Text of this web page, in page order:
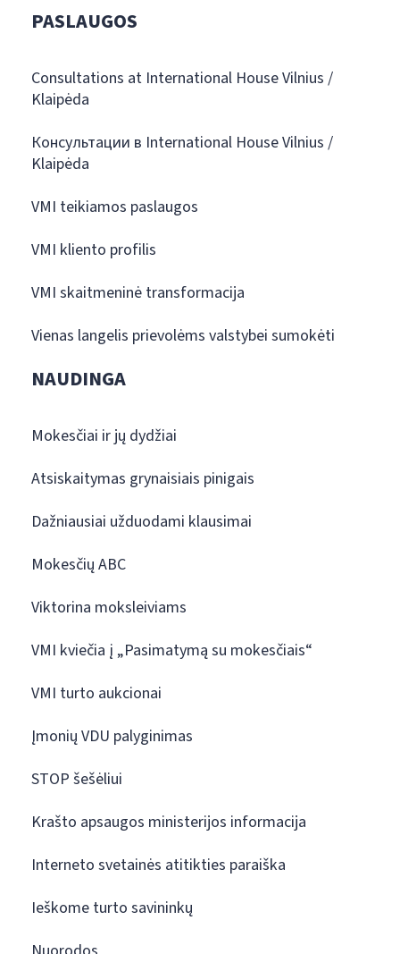
PASLAUGOS
Consultations at International House Vilnius /
Klaipėda
Консультации в International House Vilnius /
Klaipėda
VMI teikiamos paslaugos
VMI kliento profilis
VMI skaitmeninė transformacija
Vienas langelis prievolėms valstybei sumokėti
NAUDINGA
Mokesčiai ir jų dydžiai
Atsiskaitymas grynaisiais pinigais
Dažniausiai užduodami klausimai
Mokesčių ABC
Viktorina moksleiviams
VMI kviečia į „Pasimatymą su mokesčiais“
VMI turto aukcionai
Įmonių VDU palyginimas
STOP šešėliui
Krašto apsaugos ministerijos informacija
Interneto svetainės atitikties paraiška
Ieškome turto savininkų